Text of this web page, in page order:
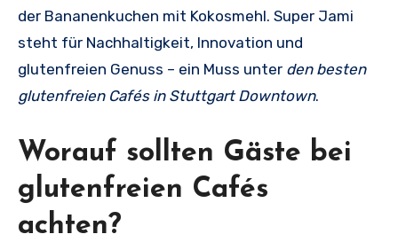
der Bananenkuchen mit Kokosmehl. Super Jami
steht für Nachhaltigkeit, Innovation und
glutenfreien Genuss – ein Muss unter den besten
glutenfreien Cafés in Stuttgart Downtown.
Worauf sollten Gäste bei
glutenfreien Cafés
achten?